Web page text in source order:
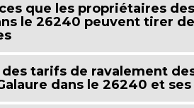
que les propriétaires
le 26240 peuvent tirer
tarifs de ravalement
dans le 26240 et